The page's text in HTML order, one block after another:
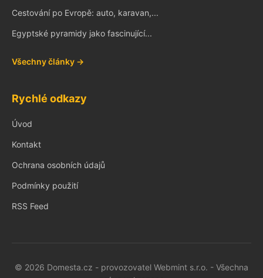
Cestování po Evropě: auto, karavan,...
Egyptské pyramidy jako fascinující...
Všechny články →
Rychlé odkazy
Úvod
Kontakt
Ochrana osobních údajů
Podmínky použití
RSS Feed
© 2026 Domesta.cz - provozovatel Webmint s.r.o. - Všechna